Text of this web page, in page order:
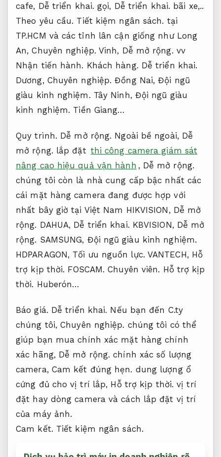
cafe, Dễ triển khai. gọi, Dễ triển khai. bãi xe,..
Theo yêu cầu. Tiết kiệm ngân sách. tại
TP.HCM và các tỉnh lân cận giống như Long
An,Chuyên nghiệp. Vinh, Dễ mở rộng. vv
Nhận tiến hành. Khách hàng. Dễ triển khai.
Dương, Chuyên nghiệp. Đồng Nai,Đội ngũ
giàu kinh nghiệm. Tây Ninh, Đội ngũ giàu
kinh nghiệm. Tiền Giang…
Quy trình. Dễ mở rộng. Ngoài bề ngoài, Dễ
mở rộng. lắp đặt thi công camera giám sát
nâng cao hiệu quả vận hành , Dễ mở rộng.
chúng tôi còn là nhà cung cấp bậc nhất các
cái mặt hàng camera đang được hợp với
nhất bây giờ tại Việt Nam HIKVISION, Dễ mở
rộng. DAHUA, Dễ triển khai. KBVISION, Dễ mở
rộng. SAMSUNG, Đội ngũ giàu kinh nghiệm.
HDPARAGON, Tối ưu nguồn lực. VANTECH, Hỗ
trợ kịp thời. FOSCAM.Chuyên viên. Hỗ trợ kịp
thời. Huberón…
Báo giá. Dễ triển khai. Nếu bạn đến C.ty
chúng tôi,Chuyên nghiệp. chúng tôi có thể
giúp bạn mua chính xác mặt hàng chính
xác hãng, Dễ mở rộng. chính xác số lượng
camera, Cam kết đúng hẹn. dung lượng ổ
cứng đủ cho vị trí lắp, Hỗ trợ kịp thời. vị trí
đặt hay dòng camera và cách lắp đặt vị trí
của máy ảnh.
Cam kết. Tiết kiệm ngân sách.